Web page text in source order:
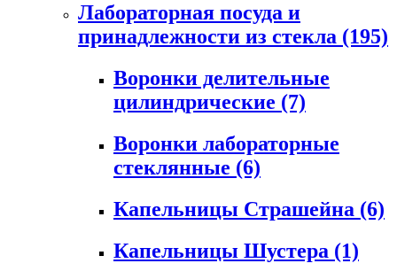
Лабораторная посуда и
принадлежности из стекла (195)
Воронки делительные
цилиндрические (7)
Воронки лабораторные
стеклянные (6)
Капельницы Страшейна (6)
Капельницы Шустера (1)